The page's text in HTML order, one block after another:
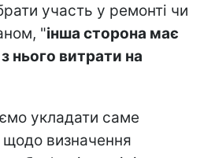
участь у ремонті чи
"інша сторона має
нього витрати на
укладати саме
визначення